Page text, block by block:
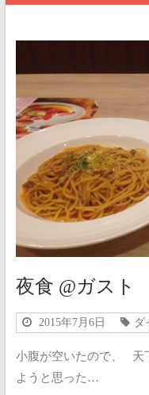
夜食 @ガスト
2015年7月6日 ダ
小腹が空いたので、 天
ようと思った…